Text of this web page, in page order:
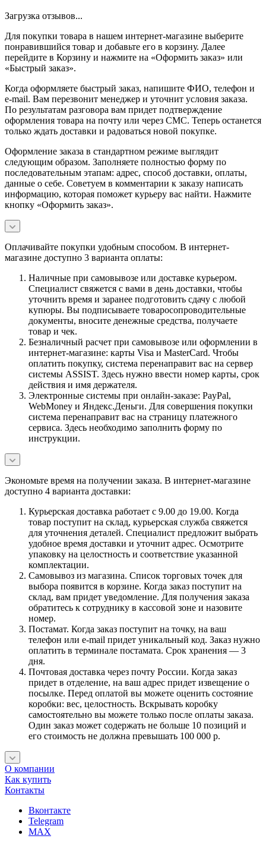
Загрузка отзывов...
Для покупки товара в нашем интернет-магазине выберите
понравившийся товар и добавьте его в корзину. Далее
перейдите в Корзину и нажмите на «Оформить заказ» или
«Быстрый заказ».
Когда оформляете быстрый заказ, напишите ФИО, телефон и
e-mail. Вам перезвонит менеджер и уточнит условия заказа.
По результатам разговора вам придет подтверждение
оформления товара на почту или через СМС. Теперь останется
только ждать доставки и радоваться новой покупке.
Оформление заказа в стандартном режиме выглядит
следующим образом. Заполняете полностью форму по
последовательным этапам: адрес, способ доставки, оплаты,
данные о себе. Советуем в комментарии к заказу написать
информацию, которая поможет курьеру вас найти. Нажмите
кнопку «Оформить заказ».
Оплачивайте покупки удобным способом. В интернет-
магазине доступно 3 варианта оплаты:
Наличные при самовывозе или доставке курьером.
Специалист свяжется с вами в день доставки, чтобы
уточнить время и заранее подготовить сдачу с любой
купюры. Вы подписываете товаросопроводительные
документы, вносите денежные средства, получаете
товар и чек.
Безналичный расчет при самовывозе или оформлении в
интернет-магазине: карты Visa и MasterCard. Чтобы
оплатить покупку, система перенаправит вас на сервер
системы ASSIST. Здесь нужно ввести номер карты, срок
действия и имя держателя.
Электронные системы при онлайн-заказе: PayPal,
WebMoney и Яндекс.Деньги. Для совершения покупки
система перенаправит вас на страницу платежного
сервиса. Здесь необходимо заполнить форму по
инструкции.
Экономьте время на получении заказа. В интернет-магазине
доступно 4 варианта доставки:
Курьерская доставка работает с 9.00 до 19.00. Когда
товар поступит на склад, курьерская служба свяжется
для уточнения деталей. Специалист предложит выбрать
удобное время доставки и уточнит адрес. Осмотрите
упаковку на целостность и соответствие указанной
комплектации.
Самовывоз из магазина. Список торговых точек для
выбора появится в корзине. Когда заказ поступит на
склад, вам придет уведомление. Для получения заказа
обратитесь к сотруднику в кассовой зоне и назовите
номер.
Постамат. Когда заказ поступит на точку, на ваш
телефон или e-mail придет уникальный код. Заказ нужно
оплатить в терминале постамата. Срок хранения — 3
дня.
Почтовая доставка через почту России. Когда заказ
придет в отделение, на ваш адрес придет извещение о
посылке. Перед оплатой вы можете оценить состояние
коробки: вес, целостность. Вскрывать коробку
самостоятельно вы можете только после оплаты заказа.
Один заказ может содержать не больше 10 позиций и
его стоимость не должна превышать 100 000 р.
О компании
Как купить
Контакты
Вконтакте
Telegram
MAX